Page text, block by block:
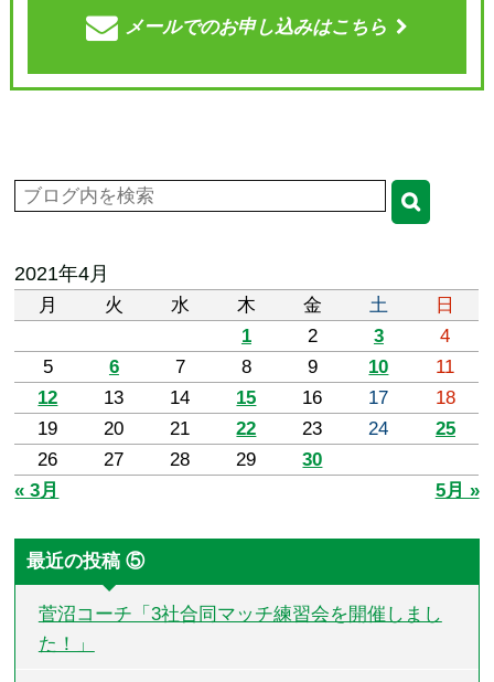
メールでのお申し込みはこちら
2021年4月
月 火 水 木 金 土
日
1
2 3
4
5
6 7 8 9 10
11
12
13 14 15 16 17
18
19
20 21 22 23 24
25
26
27 28 29
30
« 3月
5月 »
最近の投稿 ⑤
菅沼コーチ「3社合同マッチ練習会を開催しまし
た！」